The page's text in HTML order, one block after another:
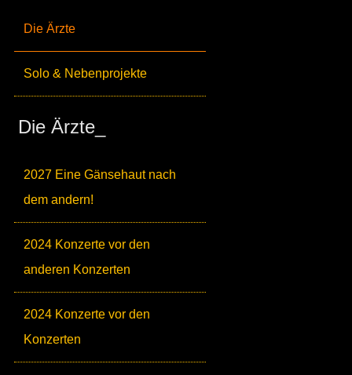
Die Ärzte
Solo & Nebenprojekte
Die Ärzte_
2027 Eine Gänsehaut nach
dem andern!
2024 Konzerte vor den
anderen Konzerten
2024 Konzerte vor den
Konzerten